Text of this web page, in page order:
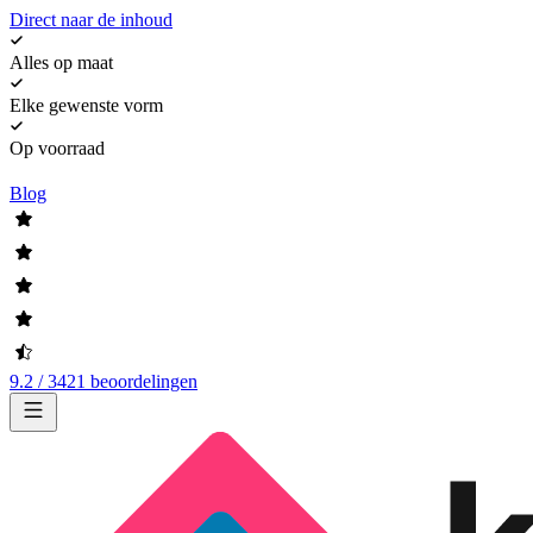
Direct naar de inhoud
Alles op maat
Elke gewenste vorm
Op voorraad
Blog
9.2 / 3421 beoordelingen